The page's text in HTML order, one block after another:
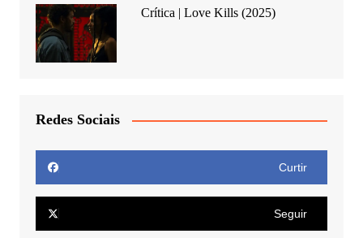
Crítica | Love Kills (2025)
Redes Sociais
Curtir
Seguir